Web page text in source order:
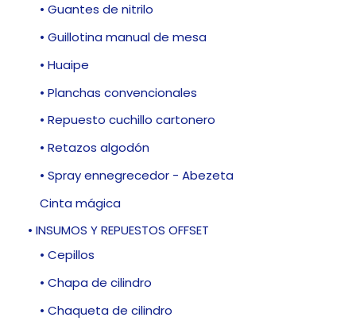
• Guantes de nitrilo
• Guillotina manual de mesa
• Huaipe
• Planchas convencionales
• Repuesto cuchillo cartonero
• Retazos algodón
• Spray ennegrecedor - Abezeta
Cinta mágica
• INSUMOS Y REPUESTOS OFFSET
• Cepillos
• Chapa de cilindro
• Chaqueta de cilindro